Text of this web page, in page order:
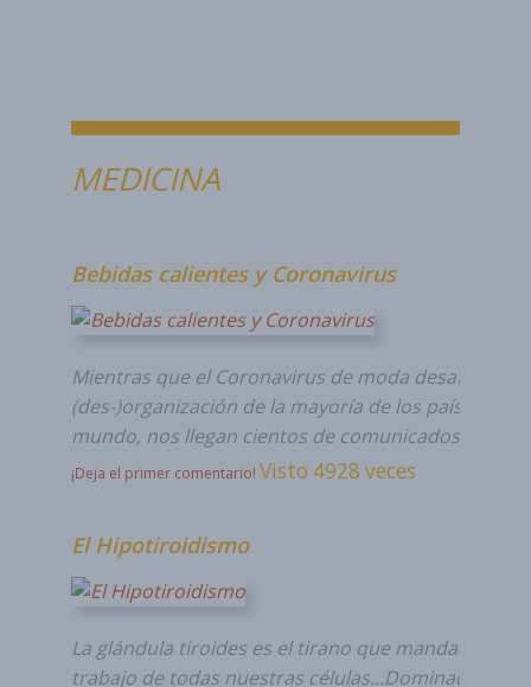
MEDICINA
Bebidas calientes y Coronavirus
Mientras que el Coronavirus de moda desafía la
(des-)organización de la mayoría de los países del
mundo, nos llegan cientos de comunicados de…
¡Deja el primer comentario! Visto 4928 veces
El Hipotiroidismo
La glándula tiroides es el tirano que manda el
trabajo de todas nuestras células...Dominada a su